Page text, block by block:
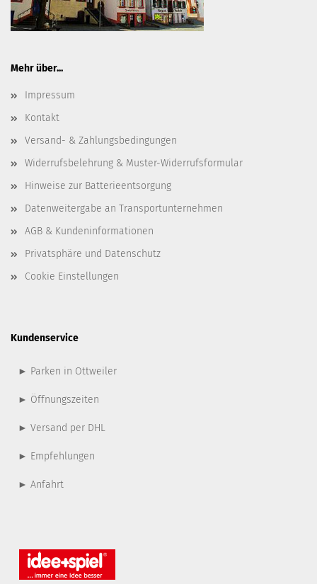
Mehr über...
Impressum
Kontakt
Versand- & Zahlungsbedingungen
Widerrufsbelehrung & Muster-Widerrufsformular
Hinweise zur Batterieentsorgung
Datenweitergabe an Transportunternehmen
AGB & Kundeninformationen
Privatsphäre und Datenschutz
Cookie Einstellungen
Kundenservice
► Parken in Ottweiler
► Öffnungszeiten
► Versand per DHL
► Empfehlungen
► Anfahrt